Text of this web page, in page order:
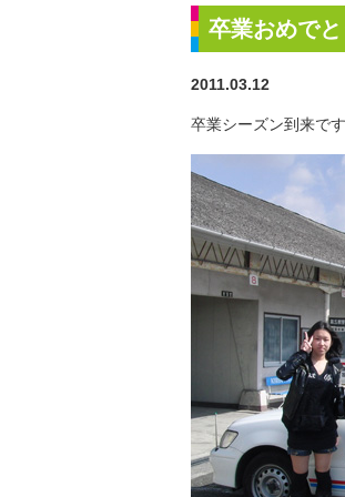
卒業おめで
2011.03.12
卒業シーズン到来です
「卒業